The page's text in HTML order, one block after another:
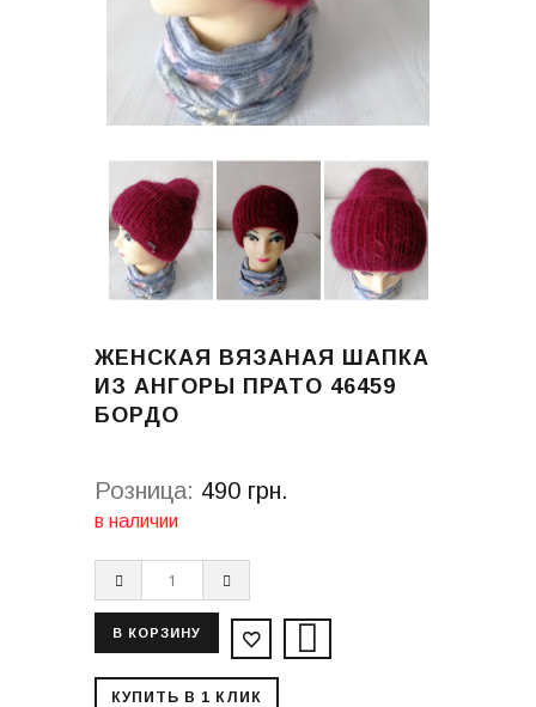
ЖЕНСКАЯ ВЯЗАНАЯ ШАПКА
ИЗ АНГОРЫ ПРАТО 46459
БОРДО
Розница: 490 грн.
в наличии
КУПИТЬ В 1 КЛИК